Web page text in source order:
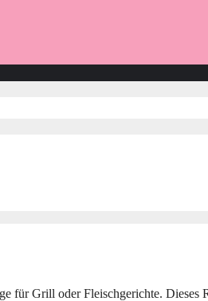
für Grill oder Fleischgerichte.